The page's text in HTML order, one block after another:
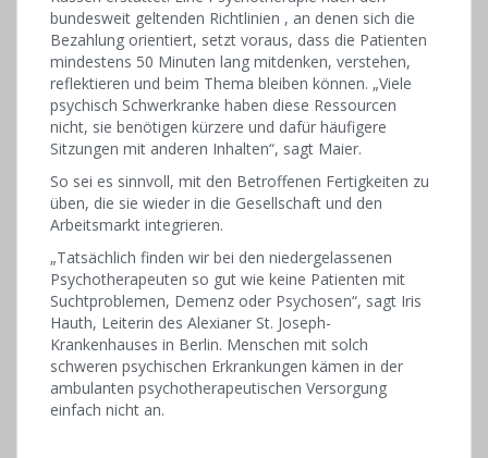
bundesweit geltenden Richtlinien , an denen sich die
Bezahlung orientiert, setzt voraus, dass die Patienten
mindestens 50 Minuten lang mitdenken, verstehen,
reflektieren und beim Thema bleiben können. „Viele
psychisch Schwerkranke haben diese Ressourcen
nicht, sie benötigen kürzere und dafür häufigere
Sitzungen mit anderen Inhalten“, sagt Maier.
So sei es sinnvoll, mit den Betroffenen Fertigkeiten zu
üben, die sie wieder in die Gesellschaft und den
Arbeitsmarkt integrieren.
„Tatsächlich finden wir bei den niedergelassenen
Psychotherapeuten so gut wie keine Patienten mit
Suchtproblemen, Demenz oder Psychosen“, sagt Iris
Hauth, Leiterin des Alexianer St. Joseph-
Krankenhauses in Berlin. Menschen mit solch
schweren psychischen Erkrankungen kämen in der
ambulanten psychotherapeutischen Versorgung
einfach nicht an.